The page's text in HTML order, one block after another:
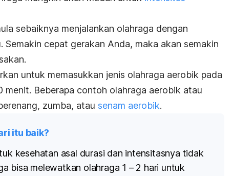
sebaiknya menjalankan olahraga dengan
Semakin cepat gerakan Anda, maka akan semakin
untuk memasukkan jenis olahraga aerobik pada
menit. Beberapa contoh olahraga aerobik atau
zumba, atau senam aerobik.
itu baik?
kesehatan asal durasi dan intensitasnya tidak
bisa melewatkan olahraga 1 – 2 hari untuk